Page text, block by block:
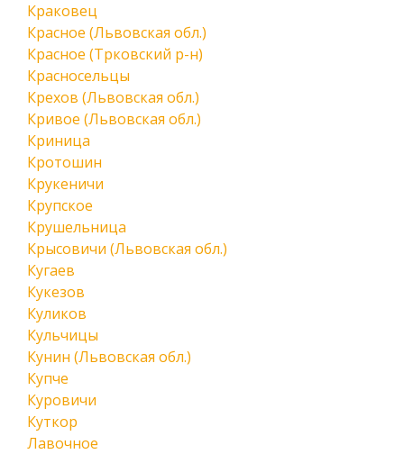
Краковец
Красное (Львовская обл.)
Красное (Трковский р-н)
Красносельцы
Крехов (Львовская обл.)
Кривое (Львовская обл.)
Криница
Кротошин
Крукеничи
Крупское
Крушельница
Крысовичи (Львовская обл.)
Кугаев
Кукезов
Куликов
Кульчицы
Кунин (Львовская обл.)
Купче
Куровичи
Куткор
Лавочное